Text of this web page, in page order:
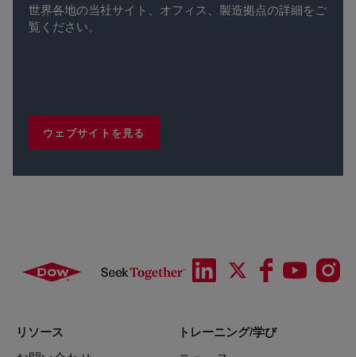
世界各地の当社サイト、オフィス、製造拠点の詳細をご
覧ください。
ウェブサイトを見る
リソース トレーニング/学び